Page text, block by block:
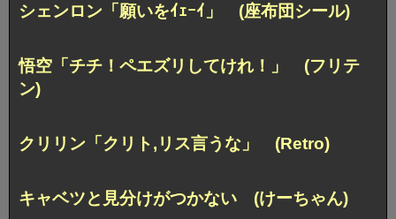
シェンロン「願いをｲｪｰｲ」 (座布団シール)
悟空「チチ！ペエズリしてけれ！」 (フリテ
ン)
クリリン「クリト,リス言うな」 (Retro)
キャベツと見分けがつかない (けーちゃん)